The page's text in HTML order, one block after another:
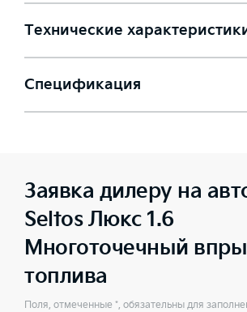
Технические
Спецификация
Заявка дилеру на
Seltos Люкс 1.6
Многоточечный
топлива
Поля, отмеченные *, обязательны для